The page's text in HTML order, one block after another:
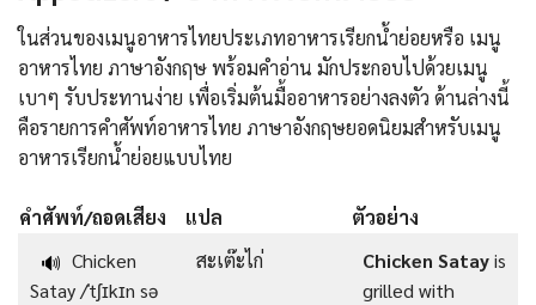
ในส่วนของเมนูอาหารไทยประเภทอาหารเรียกน้ำย่อยหรือ เมนู
อาหารไทย ภาษาอังกฤษ พร้อมคำอ่าน มักประกอบไปด้วยเมนู
เบาๆ รับประทานง่าย เพื่อเริ่มต้นมื้ออาหารอย่างลงตัว ด้านล่างนี้
คือรายการคําศัพท์อาหารไทย ภาษาอังกฤษยอดนิยมสำหรับเมนู
อาหารเรียกน้ำย่อยแบบไทย
คำศัพท์/ถอดเสียง แปล
ตัวอย่าง
🔊 Chicken
Satay /ˈtʃɪkɪn sə
สะเต๊ะไก่ Chicken Satayis
grilled with